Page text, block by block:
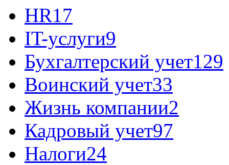
HR17
IT-услуги9
Бухгалтерский учет129
Воинский учет33
Жизнь компании2
Кадровый учет97
Налоги24